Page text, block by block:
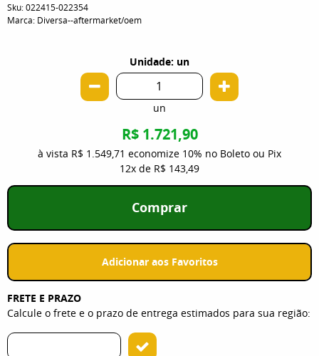
Sku:022415-022354
Marca: Diversa--aftermarket/oem
Unidade: un
un
R$ 1.721,90
à vista R$ 1.549,71 economize 10% no Boleto ou Pix
12x de R$ 143,49
Comprar
Adicionar aos Favoritos
FRETE E PRAZO
Calcule o frete e o prazo de entrega estimados para sua região: